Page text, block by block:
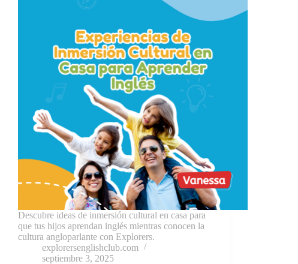
Descubre ideas de inmersión cultural en casa para
que tus hijos aprendan inglés mientras conocen la
cultura angloparlante con Explorers.
explorersenglishclub.com
septiembre 3, 2025